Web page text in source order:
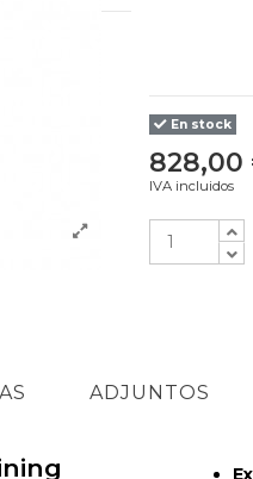
En stock
828,00
IVA incluidos
ADJUNTOS